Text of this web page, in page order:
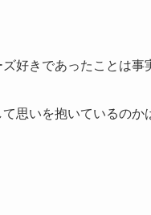
好きであったことは事
思いを抱いているの